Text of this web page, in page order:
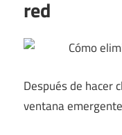
red
Después de hacer
ventana